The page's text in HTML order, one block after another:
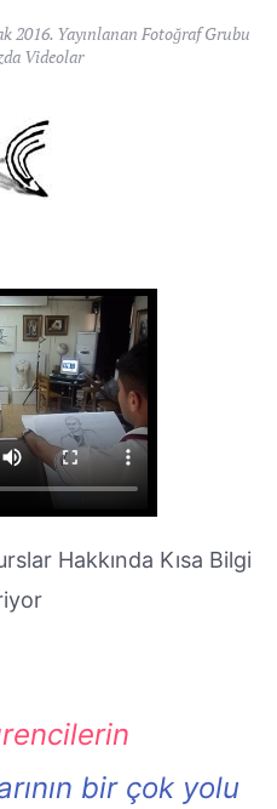
2016. Yayınlanan Fotoğraf Grubu
Videolar
Hakkında Kısa Bilgi
bir çok yolu